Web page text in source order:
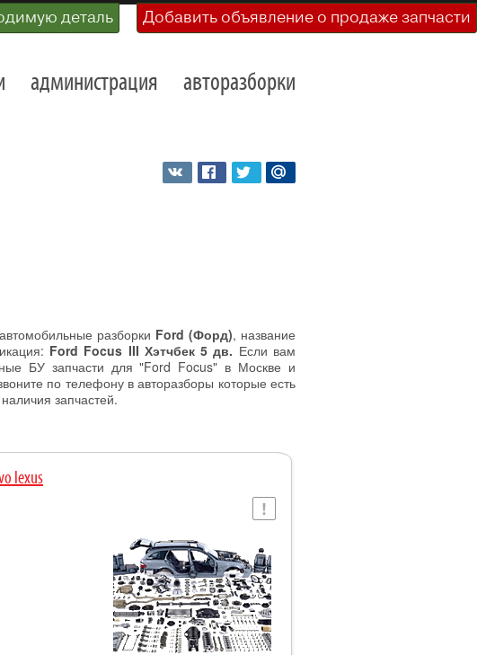
деталь Добавить объявление о продаже запчасти
администрация авторазборки
разборки Ford (Форд), название
Ford Focus III Хэтчбек 5 дв. Если вам
БУ запчасти для "Ford Focus" в Москве и
по телефону в авторазборы которые есть
запчастей.
lexus